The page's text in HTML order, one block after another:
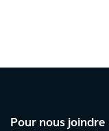
Pour nous joindre